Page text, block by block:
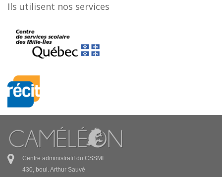
Ils utilisent nos services
Centre administratif du CSSMI
430, boul. Arthur Sauvé